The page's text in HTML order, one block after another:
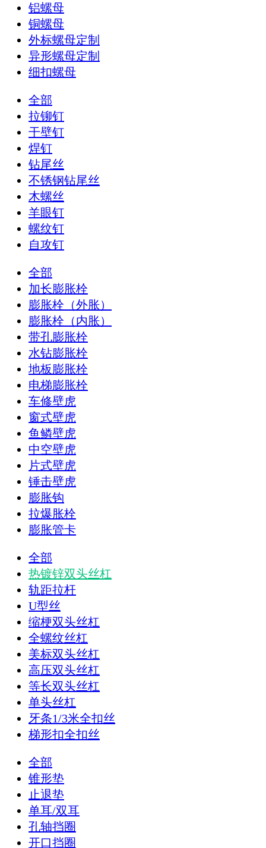
铝螺母
铜螺母
外标螺母定制
异形螺母定制
细扣螺母
全部
拉铆钉
干壁钉
焊钉
钻尾丝
不锈钢钻尾丝
木螺丝
羊眼钉
螺纹钉
自攻钉
全部
加长膨胀栓
膨胀栓（外胀）
膨胀栓（内胀）
带孔膨胀栓
水钻膨胀栓
地板膨胀栓
电梯膨胀栓
车修壁虎
窗式壁虎
鱼鳞壁虎
中空壁虎
片式壁虎
锤击壁虎
膨胀钩
拉爆胀栓
膨胀管卡
全部
热镀锌双头丝杠
轨距拉杆
U型丝
缩梗双头丝杠
全螺纹丝杠
美标双头丝杠
高压双头丝杠
等长双头丝杠
单头丝杠
牙条1/3米全扣丝
梯形扣全扣丝
全部
锥形垫
止退垫
单耳/双耳
孔轴挡圈
开口挡圈